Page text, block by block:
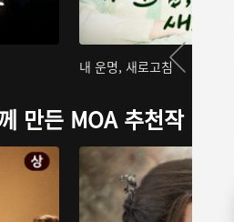
내 운명, 새로고침
만든 MOA 추천작